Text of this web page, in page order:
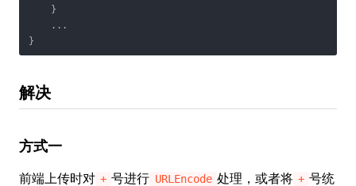
    }
    ...
}
解决
方式一
前端上传时对 + 号进行 URLEncode 处理，或者将 + 号统